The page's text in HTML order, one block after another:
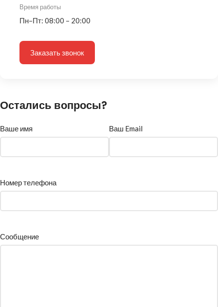
Время работы
Пн–Пт: 08:00 – 20:00
Заказать звонок
Остались вопросы?
Ваше имя Ваш Email
Номер телефона
Сообщение